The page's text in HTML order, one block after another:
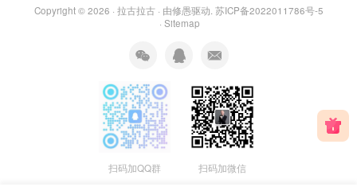
Copyright © 2026 · 拉古拉古 · 由修愚驱动. 苏ICP备2022011786号-5
· Sitemap
扫码加QQ群 扫码加微信